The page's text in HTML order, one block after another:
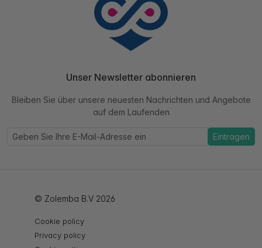
Unser Newsletter abonnieren
Bleiben Sie über unsere neuesten Nachrichten und Angebote
auf dem Laufenden
Eintragen
© Zolemba B.V 2026
Cookie policy
Privacy policy